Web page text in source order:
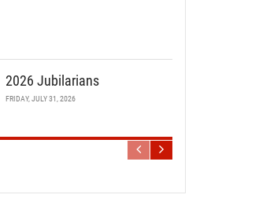
2026 Jubilarians
FRIDAY, JULY 31, 2026